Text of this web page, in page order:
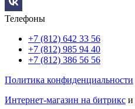
Телефоны
+7 (812) 642 33 56
+7 (812) 985 94 40
+7 (812) 386 56 56
Политика конфиденциальности
Интернет-магазин на битрикс и